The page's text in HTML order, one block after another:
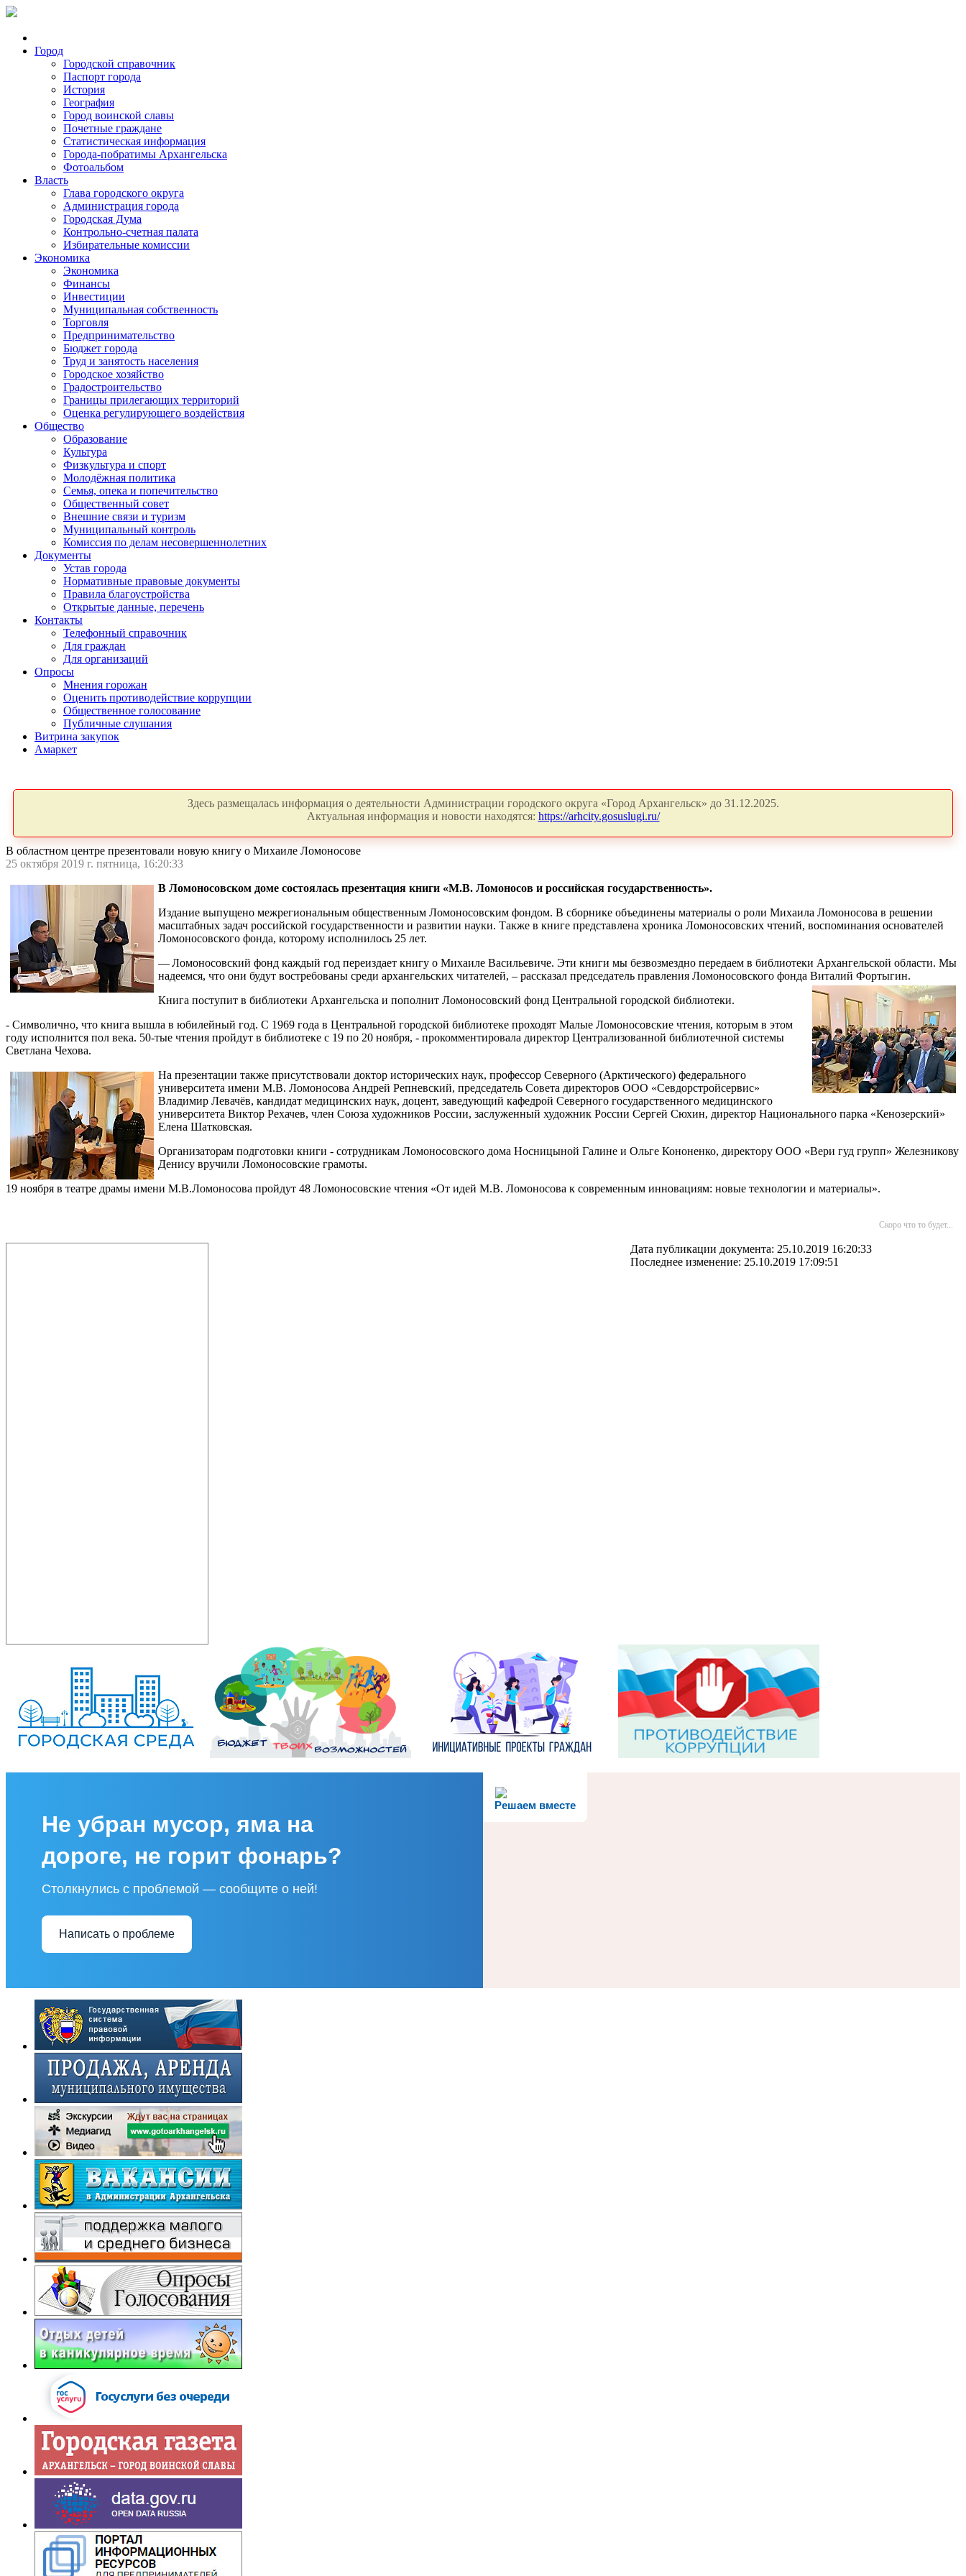
Город
Городской справочник
Паспорт города
История
География
Город воинской славы
Почетные граждане
Статистическая информация
Города-побратимы Архангельска
Фотоальбом
Власть
Глава городского округа
Администрация города
Городская Дума
Контрольно-счетная палата
Избирательные комиссии
Экономика
Экономика
Финансы
Инвестиции
Муниципальная собственность
Торговля
Предпринимательство
Бюджет города
Труд и занятость населения
Городское хозяйство
Градостроительство
Границы прилегающих территорий
Оценка регулирующего воздействия
Общество
Образование
Культура
Физкультура и спорт
Молодёжная политика
Семья, опека и попечительство
Общественный совет
Внешние связи и туризм
Муниципальный контроль
Комиссия по делам несовершеннолетних
Документы
Устав города
Нормативные правовые документы
Правила благоустройства
Открытые данные, перечень
Контакты
Телефонный справочник
Для граждан
Для организаций
Опросы
Мнения горожан
Оценить противодействие коррупции
Общественное голосование
Публичные слушания
Витрина закупок
Амаркет
Здесь размещалась информация о деятельности Администрации городского округа «Город Архангельск» до 31.12.2025.
Актуальная информация и новости находятся: https://arhcity.gosuslugi.ru/
В областном центре презентовали новую книгу о Михаиле Ломоносове
25 октября 2019 г. пятница, 16:20:33
В Ломоносовском доме состоялась презентация книги «М.В. Ломоносов и российская государственность».
Издание выпущено межрегиональным общественным Ломоносовским фондом. В сборнике объединены материалы о роли Михаила Ломоносова в решении
масштабных задач российской государственности и развитии науки. Также в книге представлена хроника Ломоносовских чтений, воспоминания основателей
Ломоносовского фонда, которому исполнилось 25 лет.
— Ломоносовский фонд каждый год переиздает книгу о Михаиле Васильевиче. Эти книги мы безвозмездно передаем в библиотеки Архангельской области. Мы
надеемся, что они будут востребованы среди архангельских читателей, – рассказал председатель правления Ломоносовского фонда Виталий Фортыгин.
Книга поступит в библиотеки Архангельска и пополнит Ломоносовский фонд Центральной городской библиотеки.
- Символично, что книга вышла в юбилейный год. С 1969 года в Центральной городской библиотеке проходят Малые Ломоносовские чтения, которым в этом
году исполнится пол века. 50-тые чтения пройдут в библиотеке с 19 по 20 ноября, - прокомментировала директор Централизованной библиотечной системы
Светлана Чехова.
На презентации также присутствовали доктор исторических наук, профессор Северного (Арктического) федерального
университета имени М.В. Ломоносова Андрей Репневский, председатель Совета директоров ООО «Севдорстройсервис»
Владимир Левачёв, кандидат медицинских наук, доцент, заведующий кафедрой Северного государственного медицинского
университета Виктор Рехачев, член Союза художников России, заслуженный художник России Сергей Сюхин, директор Национального парка «Кенозерский»
Елена Шатковская.
Организаторам подготовки книги - сотрудникам Ломоносовского дома Носницыной Галине и Ольге Кононенко, директору ООО «Вери гуд групп» Железникову
Денису вручили Ломоносовские грамоты.
19 ноября в театре драмы имени М.В.Ломоносова пройдут 48 Ломоносовские чтения «От идей М.В. Ломоносова к современным инновациям: новые технологии и материалы».
Скоро что то будет...
Дата публикации документа: 25.10.2019 16:20:33
Последнее изменение: 25.10.2019 17:09:51
Решаем вместе
Не убран мусор, яма на
дороге, не горит фонарь?
Столкнулись с проблемой — сообщите о ней!
Написать о проблеме